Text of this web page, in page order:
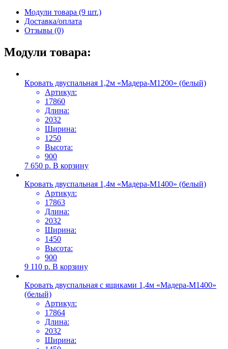
Модули товара (9 шт.)
Доставка/оплата
Отзывы (0)
Модули товара:
Кровать двуспальная 1,2м «Мадера-М1200» (белый)
Артикул:
17860
Длина:
2032
Ширина:
1250
Высота:
900
7 650 р. В корзину
Кровать двуспальная 1,4м «Мадера-М1400» (белый)
Артикул:
17863
Длина:
2032
Ширина:
1450
Высота:
900
9 110 р. В корзину
Кровать двуспальная с ящиками 1,4м «Мадера-М1400»
(белый)
Артикул:
17864
Длина:
2032
Ширина: